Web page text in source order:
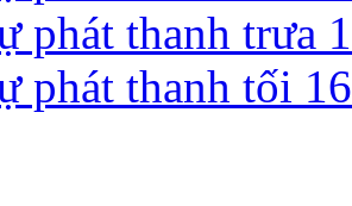
phát thanh trưa
phát thanh tối